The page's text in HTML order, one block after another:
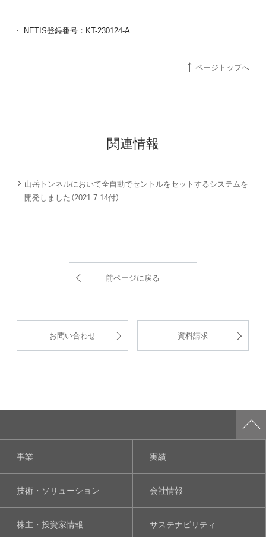
NETIS登録番号：KT-230124-A
ページトップへ
関連情報
山岳トンネルにおいて全自動でセントルをセットするシステムを
開発しました（2021.7.14付）
前ページに戻る
お問い合わせ 資料請求
事業 実績
技術・ソリューション 会社情報
株主・投資家情報 サステナビリティ